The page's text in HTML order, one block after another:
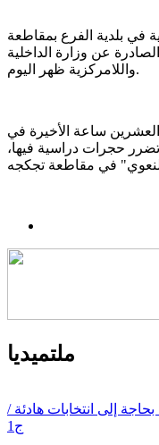
في بلدية الفرع بمقاطعة
عن وزارة الداخلية
واللامركزية ظهر اليوم.
العشرين ساعة الأخيرة في
حجرات دراسية فيها،
ملتميديا
إلى انتخابات هادئة /
ج1